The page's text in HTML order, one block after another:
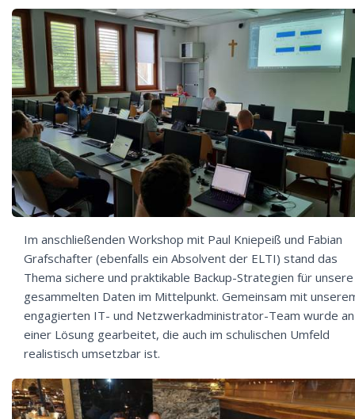
Im anschließenden Workshop mit Paul Kniepeiß und Fabian
Grafschafter (ebenfalls ein Absolvent der ELTI) stand das
Thema sichere und praktikable Backup-Strategien für unsere
gesammelten Daten im Mittelpunkt. Gemeinsam mit
engagierten IT- und Netzwerkadministrator-Team wurde an
einer Lösung gearbeitet, die auch im schulischen Umfeld
realistisch umsetzbar ist.